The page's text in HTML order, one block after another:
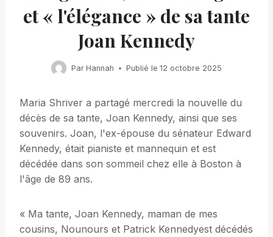
et « l'élégance » de sa tante
Joan Kennedy
Par Hannah Publié le 12 octobre 2025
Maria Shriver a partagé mercredi la nouvelle du
décès de sa tante, Joan Kennedy, ainsi que ses
souvenirs. Joan, l'ex-épouse du sénateur Edward
Kennedy, était pianiste et mannequin et est
décédée dans son sommeil chez elle à Boston à
l'âge de 89 ans.
« Ma tante, Joan Kennedy, maman de mes
cousins, Nounours et Patrick Kennedyest décédés